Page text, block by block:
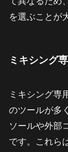
を選ぶことが
ミキシング
ミキシング専
のツールが多
ソールや外部
です。これら